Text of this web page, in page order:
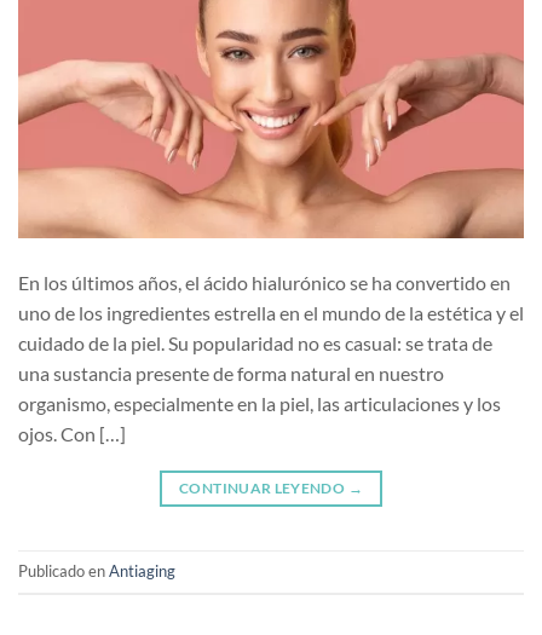
En los últimos años, el ácido hialurónico se ha convertido en
uno de los ingredientes estrella en el mundo de la estética y el
cuidado de la piel. Su popularidad no es casual: se trata de
una sustancia presente de forma natural en nuestro
organismo, especialmente en la piel, las articulaciones y los
ojos. Con […]
CONTINUAR LEYENDO →
Publicado enAntiaging